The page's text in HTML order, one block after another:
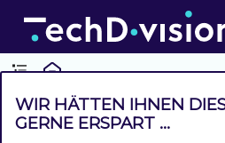
Changelog
WIR HÄTTEN IHNEN
GERNE ERSPART ...